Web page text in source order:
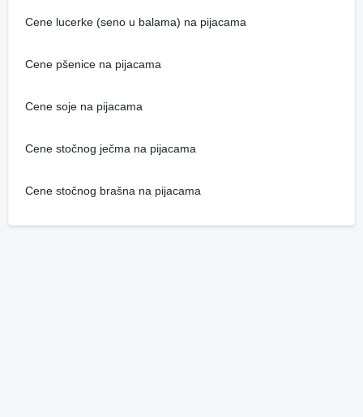
Cene lucerke (seno u balama) na pijacama
Cene pšenice na pijacama
Cene soje na pijacama
Cene stočnog ječma na pijacama
Cene stočnog brašna na pijacama